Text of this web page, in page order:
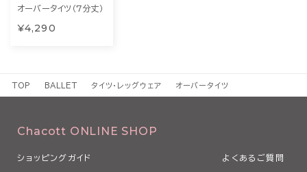
オーバータイツ（7分丈）
¥4,290
TOP BALLET タイツ・レッグウェア オーバータイツ
Chacott ONLINE SHOP
ショッピングガイド よくあるご質問